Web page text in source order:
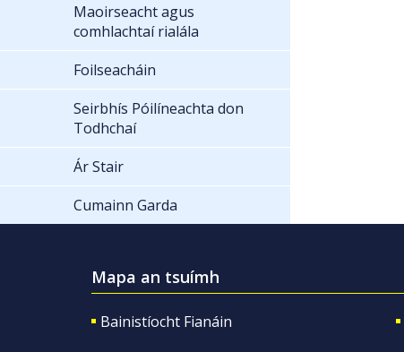
Maoirseacht agus
comhlachtaí rialála
Foilseacháin
Seirbhís Póilíneachta don
Todhchaí
Ár Stair
Cumainn Garda
Mapa an tsuímh
Bainistíocht Fianáin